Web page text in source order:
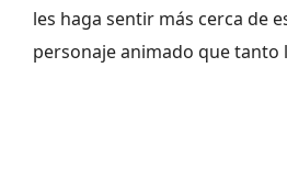
les haga sentir más cerca de
personaje animado que tanto